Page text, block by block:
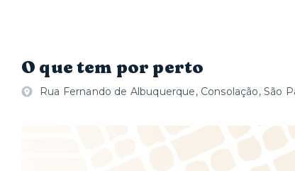
O que tem por perto
Rua Fernando de Albuquerque, Consolação, São